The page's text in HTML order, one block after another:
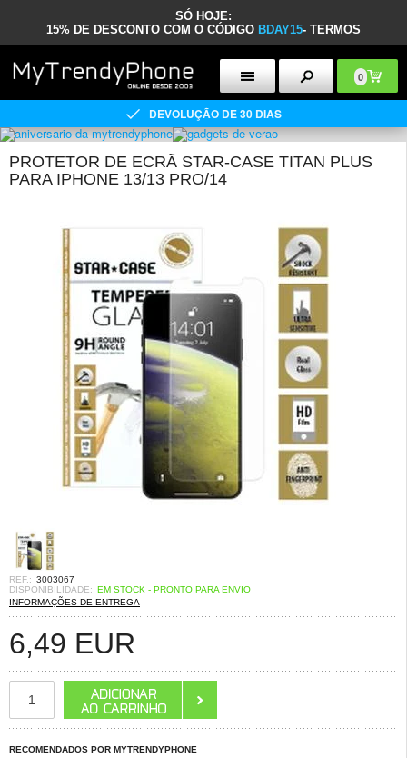
SÓ HOJE:
15% DE DESCONTO COM O CÓDIGO BDAY15- TERMOS
0
DEVOLUÇÃO DE 30 DIAS
PROTETOR DE ECRÃ STAR-CASE TITAN PLUS
PARA IPHONE 13/13 PRO/14
REF.: 3003067
DISPONIBILIDADE: EM STOCK - PRONTO PARA ENVIO
INFORMAÇÕES DE ENTREGA
6,49 EUR
RECOMENDADOS POR MYTRENDYPHONE